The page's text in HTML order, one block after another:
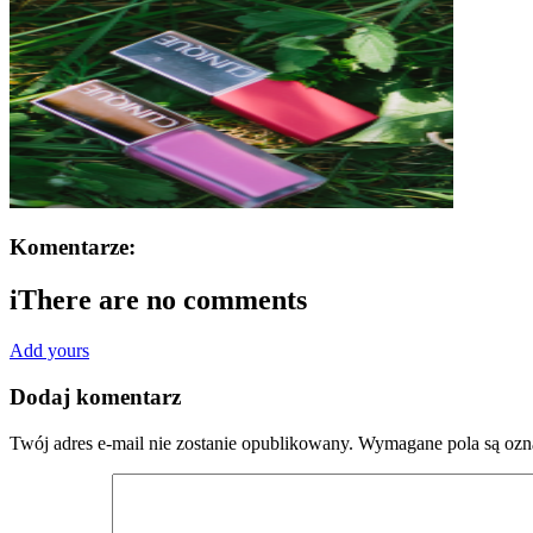
Komentarze:
iThere are no comments
Add yours
Dodaj komentarz
Twój adres e-mail nie zostanie opublikowany. Wymagane pola są